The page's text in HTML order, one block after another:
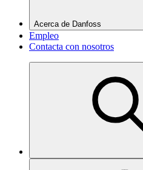
Acerca de Danfoss
Empleo
Contacta con nosotros